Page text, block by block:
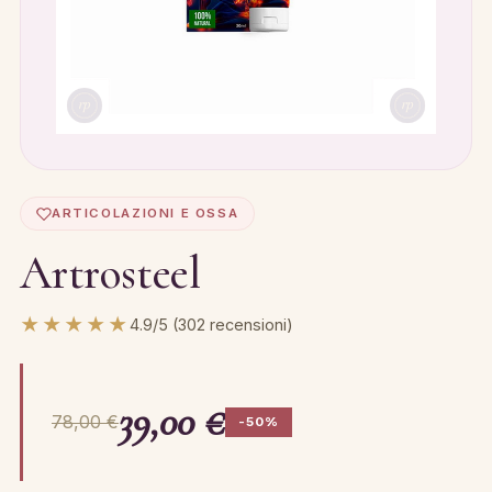
ARTICOLAZIONI E OSSA
Artrosteel
★★★★★4.9/5 (302 recensioni)
78,00 €39,00 € -50%